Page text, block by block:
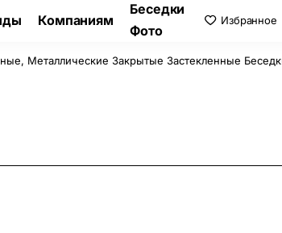
Компаниям
Беседки
Фото
Избранное
Металлические Закрытые Застекленные